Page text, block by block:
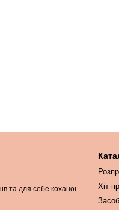
та для себе коханої
Хіт